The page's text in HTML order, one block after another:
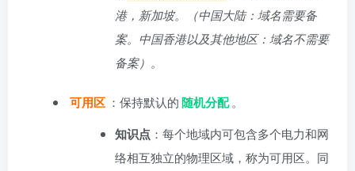
港，新加坡。（中国大陆：域名需要备
案。中国香港以及其他地区：域名不需要
备案）。
可用区 ：保持默认的随机分配 。
知识点 ：每个地域内可包含多个电力和网
络相互独立的物理区域，称为可用区。同